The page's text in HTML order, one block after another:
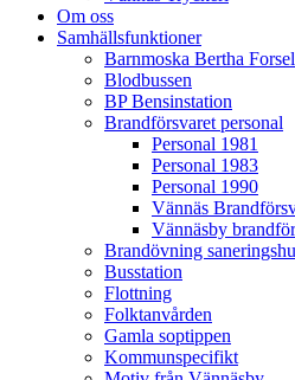
Om oss
Samhällsfunktioner
Barnmoska Bertha
Blodbussen
BP Bensinstation
Brandförsvaret personal
Personal 1981
Personal 1983
Personal 1990
Vännäs
Vännäsby
Brandövning
Busstation
Flottning
Folktanvården
Gamla soptippen
Kommunspecifikt